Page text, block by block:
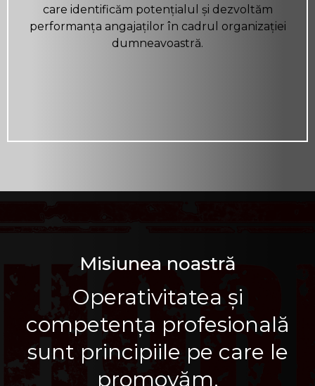
care identificăm potențialul și dezvoltăm
performanța angajaților în cadrul organizației
dumneavoastră.
Misiunea noastră
Operativitatea și
competența profesională
sunt principiile pe care le
promovăm.